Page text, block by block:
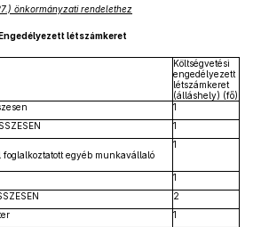
önkormányzati rendelethez
létszámkeret
Költségvetési
engedélyezett
létszámkeret
(álláshely) (fő)
1
1
egyéb munkavállaló
1
1
2
1